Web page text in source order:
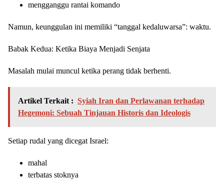
mengganggu rantai komando
Namun, keunggulan ini memiliki “tanggal kedaluwarsa”: waktu.
Babak Kedua: Ketika Biaya Menjadi Senjata
Masalah mulai muncul ketika perang tidak berhenti.
Artikel Terkait : Syiah Iran dan Perlawanan terhadap
Hegemoni: Sebuah Tinjauan Historis dan Ideologis
Setiap rudal yang dicegat Israel:
mahal
terbatas stoknya